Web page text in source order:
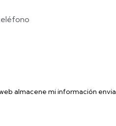
almacene mi información